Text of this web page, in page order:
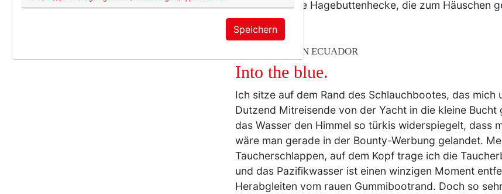
Garten und die Hagebuttenhecke, die zum Häuschen
TEXTERELLA IN ECUADOR
Into the blue.
Ich sitze auf dem Rand des Schlauchbootes, das mich
Dutzend Mitreisende von der Yacht in die kleine
das Wasser den Himmel so türkis widerspiegelt, dass
wäre man gerade in der Bounty-Werbung gelandet.
Taucherschlappen, auf dem Kopf trage ich die
und das Pazifikwasser ist einen winzigen Moment
Herabgleiten vom rauen Gummibootrand. Doch so
Speichern